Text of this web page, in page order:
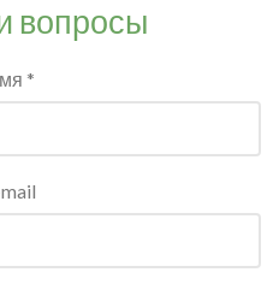
вопросы
*